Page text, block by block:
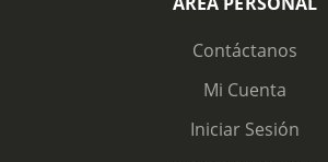
Contáctanos
Mi Cuenta
Iniciar Sesión